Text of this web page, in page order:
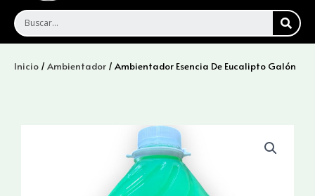
Inicio / Ambientador / Ambientador Esencia De Eucalipto Galón